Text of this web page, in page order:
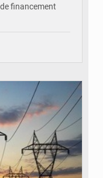
financement